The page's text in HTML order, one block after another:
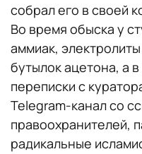
собрал его в своей
Во время обыска у
аммиак,
бутылок ацетона, а
переписки с
Telegram-канал со
правоохранителей,
радикальные